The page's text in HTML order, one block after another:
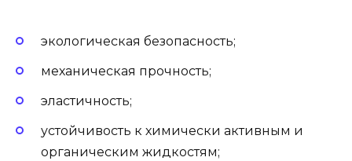
экологическая безопасность;
механическая прочность;
эластичность;
устойчивость к химически активным и
органическим жидкостям;